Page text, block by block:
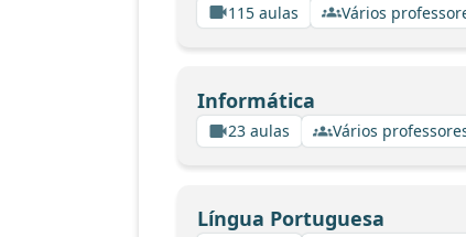
115 aulas Vários
Informática
23 aulas Vários
Língua Portuguesa